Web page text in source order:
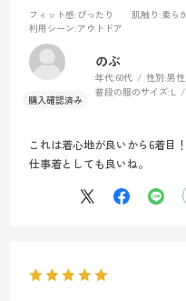
フィット感:ぴったり 肌触り :柔ら
利用シーン:アウトドア
のぶ
年代:60代 性別:男性
普段の服のサイズ:L
これは着心地が良いから6着目！
仕事着としても良いね。